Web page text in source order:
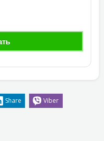
Share Viber